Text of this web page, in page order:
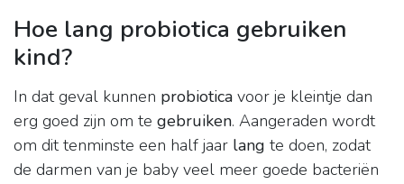
Hoe lang probiotica gebruiken
kind?
In dat geval kunnen probiotica voor je kleintje dan
erg goed zijn om te gebruiken. Aangeraden wordt
om dit tenminste een half jaar lang te doen, zodat
de darmen van je baby veel meer goede bacteriën